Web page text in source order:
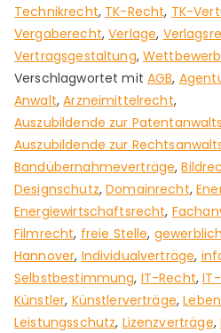
Technikrecht, TK-Recht, TK-
Vergaberecht,Verlage,
Vertragsgestaltung,
Verschlagwortet mit AGB,
Anwalt,Arzneimittelrecht,
Auszubildende zur
Auszubildende zur
Bandübernahmeverträge,
Designschutz,Domainrecht,
Energiewirtschaftsrecht,
Filmrecht, freie Stelle,
Hannover, Individualverträge,
Selbstbestimmung, IT-Recht,
Künstler, Künstlerverträge,
Leistungsschutz, Lizenzverträge,